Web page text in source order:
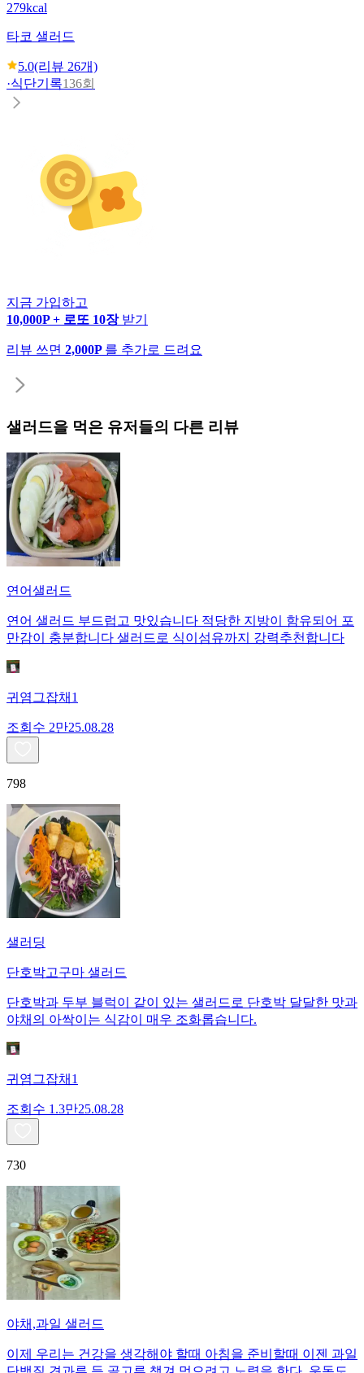
279kcal
타코 샐러드
5.0(리뷰 26개)
·식단기록136회
지금 가입하고
10,000P + 로또 10장 받기
리뷰 쓰면 2,000P 를 추가로 드려요
샐러드을 먹은 유저들의 다른 리뷰
연어샐러드
연어 샐러드 부드럽고 맛있습니다 적당한 지방이 함유되어 포
만감이 충분합니다 샐러드로 식이섬유까지 강력추천합니다
귀염그잡채1
조회수 2만25.08.28
798
샐러딩
단호박고구마 샐러드
단호박과 두부 블럭이 같이 있는 샐러드로 단호박 달달한 맛과
야채의 아싹이는 식감이 매우 조화롭습니다.
귀염그잡채1
조회수 1.3만25.08.28
730
야채,과일 샐러드
이제 우리는 건강을 생각해야 할때 아침을 준비할때 이젠 과일